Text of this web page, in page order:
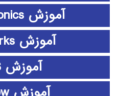
آموزش SimElectronics
آموزش SolidWorks
آموزش SPSS